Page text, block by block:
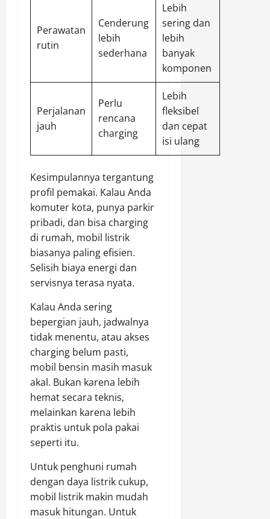
Perawatan
rutin
Cenderung
lebih
sederhana
Lebih
sering dan
lebih
banyak
komponen
Perjalanan
jauh
Perlu
rencana
charging
Lebih
fleksibel
dan cepat
isi ulang
Kesimpulannya tergantung
profil pemakai. Kalau Anda
komuter kota, punya parkir
pribadi, dan bisa charging
di rumah, mobil listrik
biasanya paling efisien.
Selisih biaya energi dan
servisnya terasa nyata.
Kalau Anda sering
bepergian jauh, jadwalnya
tidak menentu, atau akses
charging belum pasti,
mobil bensin masih masuk
akal. Bukan karena lebih
hemat secara teknis,
melainkan karena lebih
praktis untuk pola pakai
seperti itu.
Untuk penghuni rumah
dengan daya listrik cukup,
mobil listrik makin mudah
masuk hitungan. Untuk